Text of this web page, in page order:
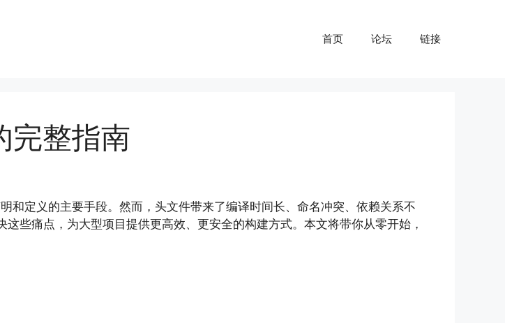
首页 论坛 链接
完整指南
定义的主要手段。然而，头文件带来了编译时间长、命名冲突、依赖关系不
些痛点，为大型项目提供更高效、更安全的构建方式。本文将带你从零开始，